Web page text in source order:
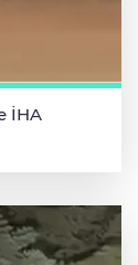
İHA